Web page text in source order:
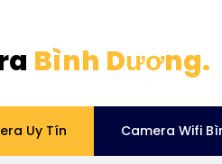
Bình Dương.
Uy Tín Camera Wifi